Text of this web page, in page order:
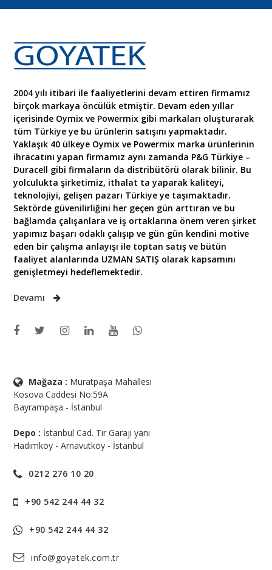
2004 yılı itibari ile faaliyetlerini devam ettiren firmamız
birçok markaya öncülük etmiştir. Devam eden yıllar
içerisinde Oymix ve Powermix gibi markaları oluşturarak
tüm Türkiye ye bu ürünlerin satışını yapmaktadır.
Yaklaşık 40 ülkeye Oymix ve Powermix marka ürünlerinin
ihracatını yapan firmamız aynı zamanda P&G Türkiye –
Duracell gibi firmaların da distribütörü olarak bilinir. Bu
yolculukta şirketimiz, ithalat ta yaparak kaliteyi,
teknolojiyi, gelişen pazarı Türkiye ye taşımaktadır.
Sektörde güvenilirliğini her geçen gün arttıran ve bu
bağlamda çalışanlara ve iş ortaklarına önem veren şirket
yapımız başarı odaklı çalışıp ve gün gün kendini motive
eden bir çalışma anlayışı ile toptan satış ve bütün
faaliyet alanlarında UZMAN SATIŞ olarak kapsamını
genişletmeyi hedeflemektedir.
Devamı
Mağaza : Muratpaşa Mahallesi
Kosova Caddesi No:59A
Bayrampaşa - İstanbul
Depo : İstanbul Cad. Tır Garajı yanı
Hadımköy - Arnavutköy - İstanbul
0212 276 10 20
+90 542 244 44 32
+90 542 244 44 32
info@goyatek.com.tr